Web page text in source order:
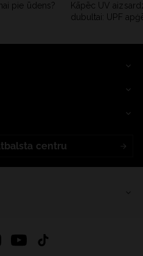
pie ūdens?
Kāpēc UV
dubultai: UPF
centru